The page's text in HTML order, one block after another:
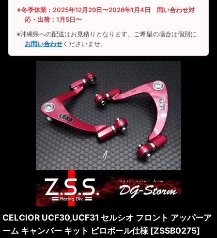
※冬季休業：2025年12月29日〜2026年1月4日 問い合わせ対
応・出荷：1月5日〜
※沖縄県への配送はお見積りとなります。ご希望の場合は個別に
お問い合わせくださいませ。
CELCIOR UCF30,UCF31 セルシオ フロント アッパーア
ーム キャンバー キット ピロボール仕様 [ZSSB0275]